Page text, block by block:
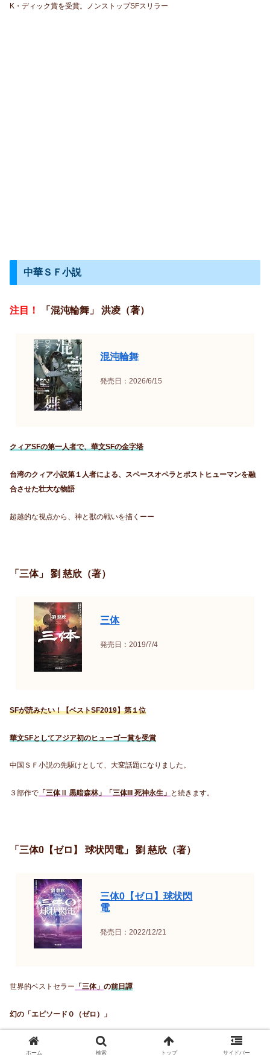
K・ディック賞を受賞。ノンストップSFスリラー
中華ＳＦ小説
注目！ 「混沌輪舞」 洪凌（著）
混沌輪舞
発売日：2026/6/15
クィアSFの第一人者で、華文SFの金字塔
台湾のクィア小説第１人者による、スペースオペラとポストヒューマンを融
合させた壮大な物語
超越的な視点から、神と獣の戦いを描くーー
「三体」 劉 慈欣（著）
三体
発売日：2019/7/4
SFが読みたい！【ベストSF2019】第１位
華文SFとしてアジア初のヒューゴー賞を受賞
中国ＳＦ小説の先駆けとして、大変話題になりました。
３部作で 「三体Ⅱ 黒暗森林」「三体III 死神永生」 と続きます。
「三体0【ゼロ】 球状閃電」 劉 慈欣（著）
三体0【ゼロ】球状閃
電
発売日：2022/12/21
世界的ベストセラー 「三体」 の前日譚
幻の「エピソード０（ゼロ）」
１４歳の少年・陳（チェン）の前に突然現れた壁を通り抜ける球状の雷（ボ
ール・ライトニング）。少年は、人生を一変させた自然現象に魅せられ、研
ホーム 検索 トップ サイドバー